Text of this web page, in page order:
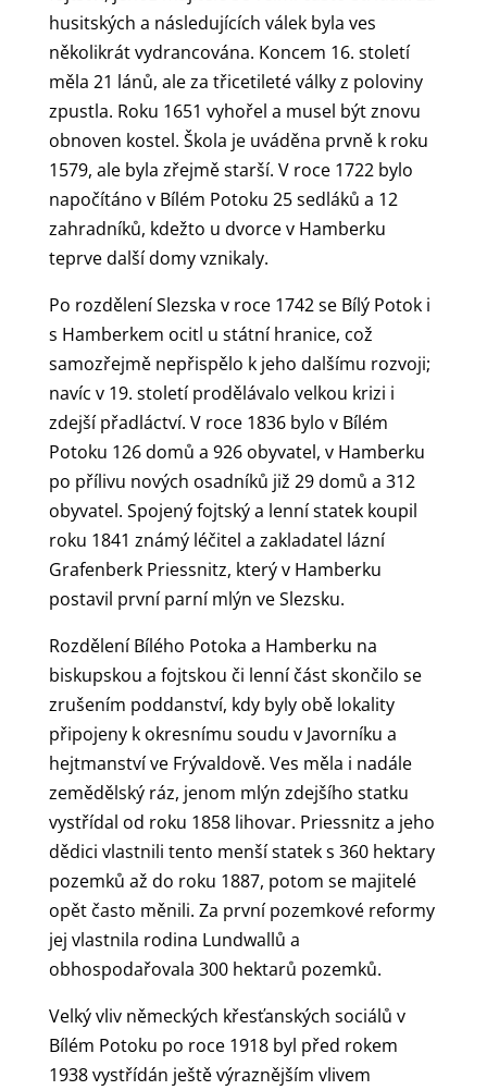
husitských a následujících válek byla ves
několikrát vydrancována. Koncem 16. století
měla 21 lánů, ale za třicetileté války z poloviny
zpustla. Roku 1651 vyhořel a musel být znovu
obnoven kostel. Škola je uváděna prvně k roku
1579, ale byla zřejmě starší. V roce 1722 bylo
napočítáno v Bílém Potoku 25 sedláků a 12
zahradníků, kdežto u dvorce v Hamberku
teprve další domy vznikaly.
Po rozdělení Slezska v roce 1742 se Bílý Potok i
s Hamberkem ocitl u státní hranice, což
samozřejmě nepřispělo k jeho dalšímu rozvoji;
navíc v 19. století prodělávalo velkou krizi i
zdejší přadláctví. V roce 1836 bylo v Bílém
Potoku 126 domů a 926 obyvatel, v Hamberku
po přílivu nových osadníků již 29 domů a 312
obyvatel. Spojený fojtský a lenní statek koupil
roku 1841 známý léčitel a zakladatel lázní
Grafenberk Priessnitz, který v Hamberku
postavil první parní mlýn ve Slezsku.
Rozdělení Bílého Potoka a Hamberku na
biskupskou a fojtskou či lenní část skončilo se
zrušením poddanství, kdy byly obě lokality
připojeny k okresnímu soudu v Javorníku a
hejtmanství ve Frývaldově. Ves měla i nadále
zemědělský ráz, jenom mlýn zdejšího statku
vystřídal od roku 1858 lihovar. Priessnitz a jeho
dědici vlastnili tento menší statek s 360 hektary
pozemků až do roku 1887, potom se majitelé
opět často měnili. Za první pozemkové reformy
jej vlastnila rodina Lundwallů a
obhospodařovala 300 hektarů pozemků.
Velký vliv německých křesťanských sociálů v
Bílém Potoku po roce 1918 byl před rokem
1938 vystřídán ještě výraznějším vlivem